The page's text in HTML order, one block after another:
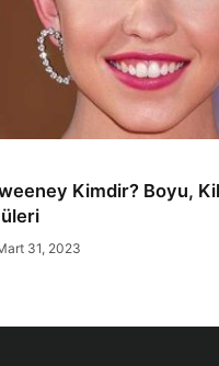
Kimdir? Boyu,
31, 2023